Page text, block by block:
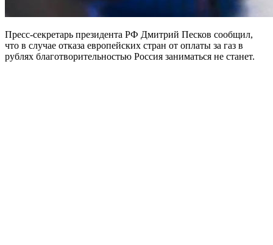
Пресс-секретарь президента РФ Дмитрий Песков сообщил,
что в случае отказа европейских стран от оплаты за газ в
рублях благотворительностью Россия заниматься не станет.